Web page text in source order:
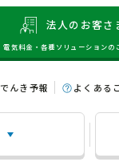
法人のお客さ
電気料金・各種ソリューションの
でんき予報 よくある